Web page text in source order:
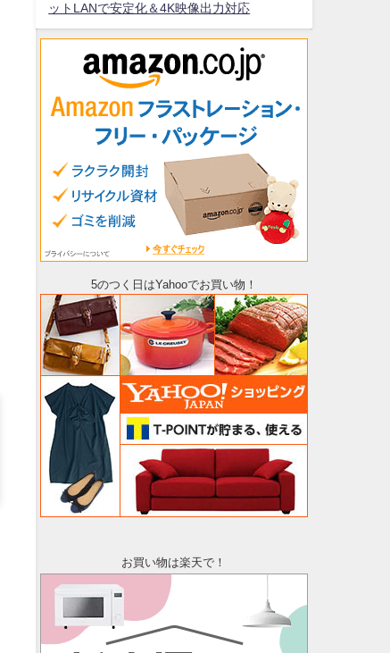
ットLANで安定化＆4K映像出力対応
5のつく日はYahooでお買い物！
お買い物は楽天で！